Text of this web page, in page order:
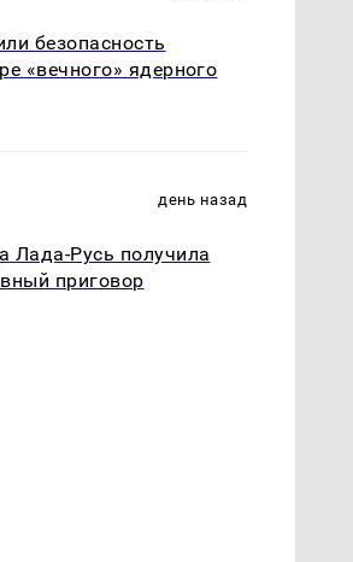
безопасность
«вечного» ядерного
день назад
Лада-Русь получила
приговор